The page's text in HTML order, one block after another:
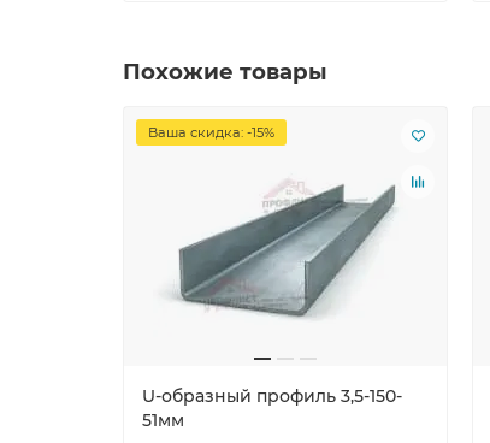
Похожие товары
Ваша скидка: -15%
U-образный профиль 3,5-150-
51мм